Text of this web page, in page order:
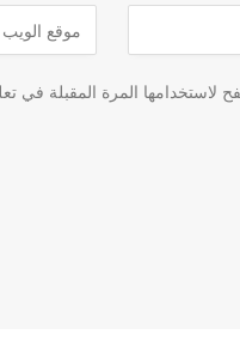
لاستخدامها المرة المقبلة في